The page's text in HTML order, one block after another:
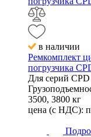
в наличии
Ремкомплект
погрузчика
Для серий CPD
3500, 3800 кг
цена (с НДС):